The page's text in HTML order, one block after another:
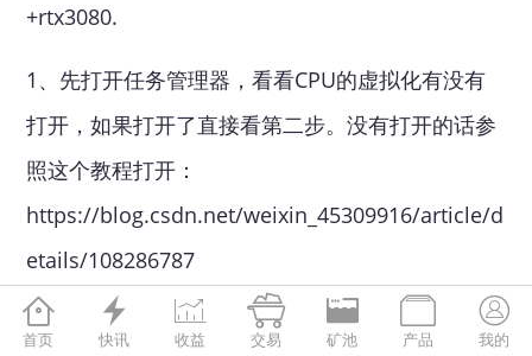
+rtx3080.
1、先打开任务管理器，看看CPU的虚拟化有没有
打开，如果打开了直接看第二步。没有打开的话参
照这个教程打开：
https://blog.csdn.net/weixin_45309916/article/d
etails/108286787

首页

快讯

收益

交易

矿池

产品

我的